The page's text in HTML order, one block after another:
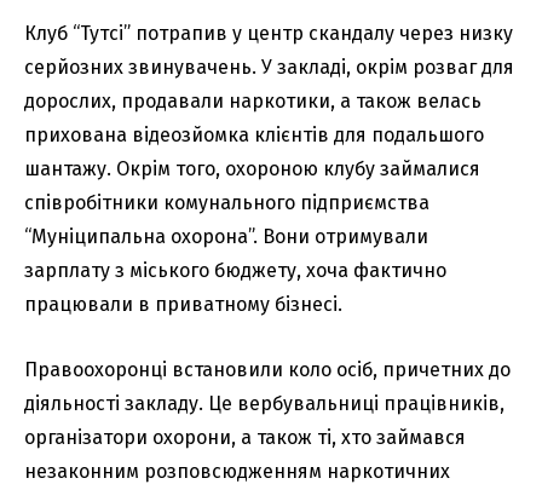
Клуб “Тутсі” потрапив у центр скандалу через низку
серйозних звинувачень. У закладі, окрім розваг для
дорослих, продавали наркотики, а також велась
прихована відеозйомка клієнтів для подальшого
шантажу. Окрім того, охороною клубу займалися
співробітники комунального підприємства
“Муніципальна охорона”. Вони отримували
зарплату з міського бюджету, хоча фактично
працювали в приватному бізнесі.
Правоохоронці встановили коло осіб, причетних до
діяльності закладу. Це вербувальниці працівників,
організатори охорони, а також ті, хто займався
незаконним розповсюдженням наркотичних